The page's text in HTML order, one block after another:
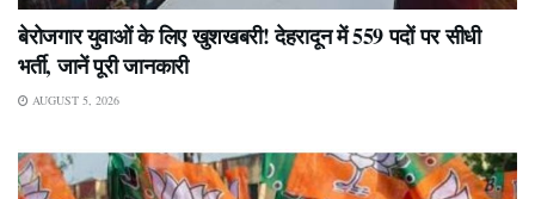
बेरोजगार युवाओं के लिए खुशखबरी! देहरादून में 559 पदों पर सीधी
भर्ती, जानें पूरी जानकारी
AUGUST 5, 2026